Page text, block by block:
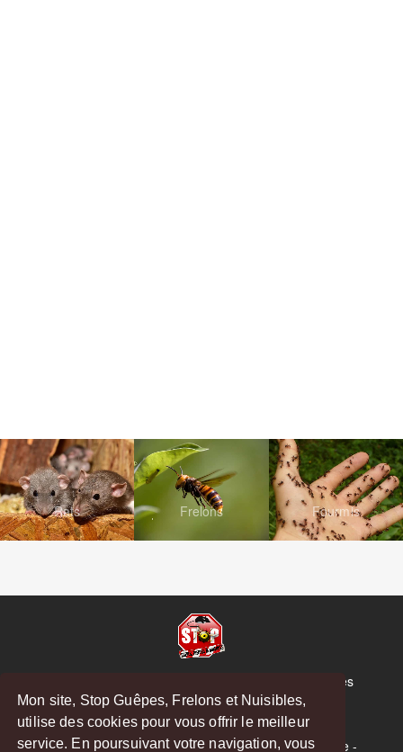
Mon site, Stop Guêpes, Frelons et Nuisibles,
utilise des cookies pour vous offrir le meilleur
service. En poursuivant votre navigation, vous
Rats Frelons Fourmis
© Copyright 2026 Stop Guêpes, Frelons et Nuisibles
Mentions légales
Créé parMattWeb
Saint-Gaudens-Saint-Girons-Boulogne-sur-Gesse-